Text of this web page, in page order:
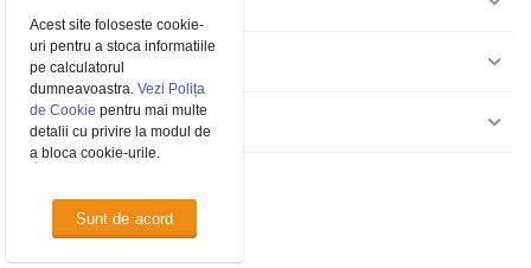
Pagini
Contact
© 1994 - 2026 Marbo Trade.
Acest site foloseste cookie-
uri pentru a stoca informatiile
pe calculatorul
dumneavoastra.Vezi Polița
de Cookie pentru mai multe
detalii cu privire la modul de
a bloca cookie-urile.
Sunt de acord